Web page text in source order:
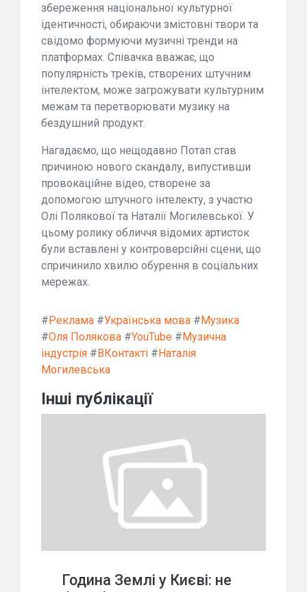
збереження національної культурної
ідентичності, обираючи змістовні твори та
свідомо формуючи музичні тренди на
платформах. Співачка вважає, що
популярність треків, створених штучним
інтелектом, може загрожувати культурним
межам та перетворювати музику на
бездушний продукт.
Нагадаємо, що нещодавно Потап став
причиною нового скандалу, випустивши
провокаційне відео, створене за
допомогою штучного інтелекту, з участю
Олі Полякової та Наталії Могилевської. У
цьому ролику обличчя відомих артисток
були вставлені у контроверсійні сцени, що
спричинило хвилю обурення в соціальних
мережах.
# Реклама #Українська мова # Музика
#Оля Полякова #YouTube # Музична
індустрія # ВКонтакті # Наталія
Могилевська
Інші публікації
Година Землі у Києві: не